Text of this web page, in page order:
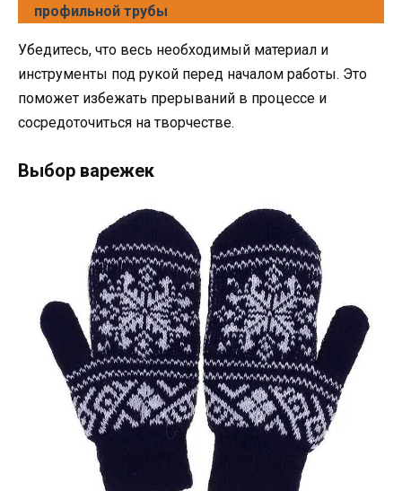
профильной трубы
Убедитесь, что весь необходимый материал и
инструменты под рукой перед началом работы. Это
поможет избежать прерываний в процессе и
сосредоточиться на творчестве.
Выбор варежек